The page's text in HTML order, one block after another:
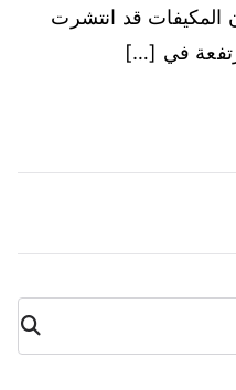
المكيفات قد انتشرت
في […]
البح
ث